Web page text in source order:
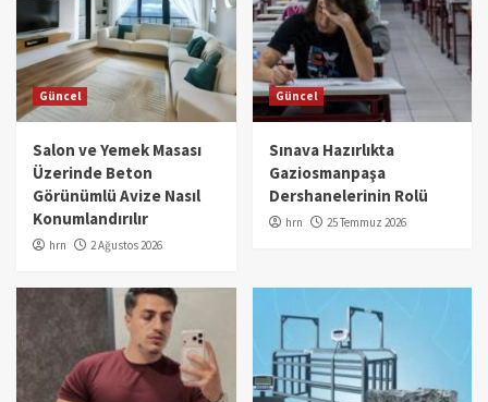
Güncel
Salon ve Yemek Masası
Üzerinde Beton
Görünümlü Avize Nasıl
Konumlandırılır
hrn 2 Ağustos 2026
Güncel
Sınava Hazırlıkta
Gaziosmanpaşa
Dershanelerinin Rolü
hrn 25 Temmuz 2026